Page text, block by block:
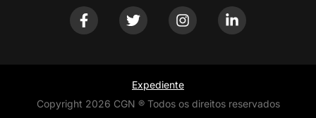
Expediente
Copyright 2026 CGN ® Todos os direitos reservados